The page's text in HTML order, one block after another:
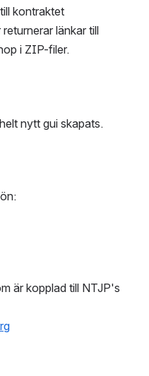
kontraktet
länkar till
i ZIP-filer.
nytt gui skapats.
är kopplad till NTJP's